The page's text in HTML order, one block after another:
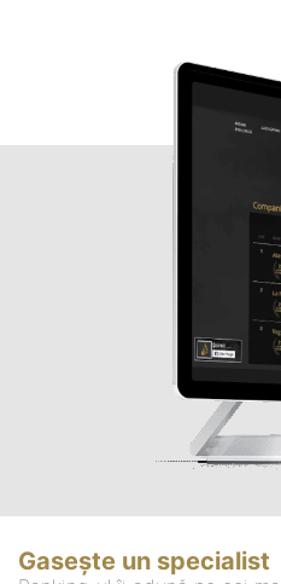
Gasește un specialist